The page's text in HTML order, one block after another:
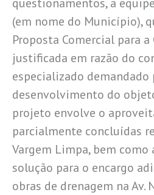
(em nome do Município),
Proposta Comercial para a
justificada em razão do
especializado demandado
desenvolvimento do
projeto envolve o
parcialmente concluídas
Vargem Limpa, bem como
solução para o encargo
obras de drenagem na Av.